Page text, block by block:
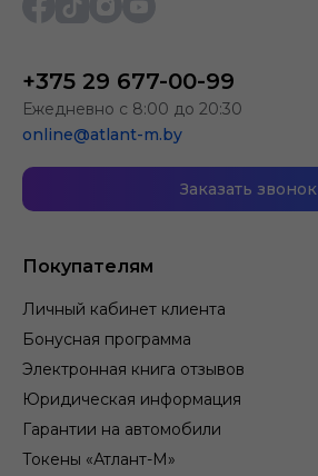
Покупателям
Личный кабинет клиента
Бонусная программа
Электронная книга отзывов
Юридическая информация
Гарантии на автомобили
Токены «Атлант-М»
+375 29 677-00-99
Ежедневно с 8:00 до 20:30
online@atlant-m.by
Заказать звонок